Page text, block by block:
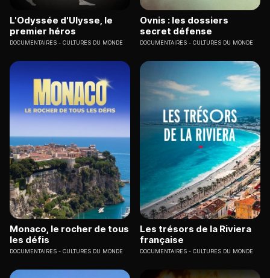
L'Odyssée d'Ulysse, le
premier héros
DOCUMENTAIRES CULTURES DU MONDE
Ovnis : les dossiers
secret défense
DOCUMENTAIRES CULTURES DU MONDE
Monaco, le rocher de tous
les défis
DOCUMENTAIRES CULTURES DU MONDE
Les trésors de la Riviera
française
DOCUMENTAIRES CULTURES DU MONDE